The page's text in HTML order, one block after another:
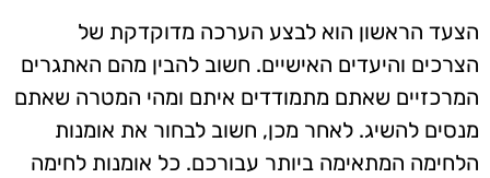
הצעד הראשון הוא לבצע הערכה מדוקדקת של
הצרכים והיעדים האישיים. חשוב להבין מהם האתגרים
המרכזיים שאתם מתמודדים איתם ומהי המטרה שאתם
מנסים להשיג. לאחר מכן, חשוב לבחור את אומנות
הלחימה המתאימה ביותר עבורכם. כל אומנות לחימה